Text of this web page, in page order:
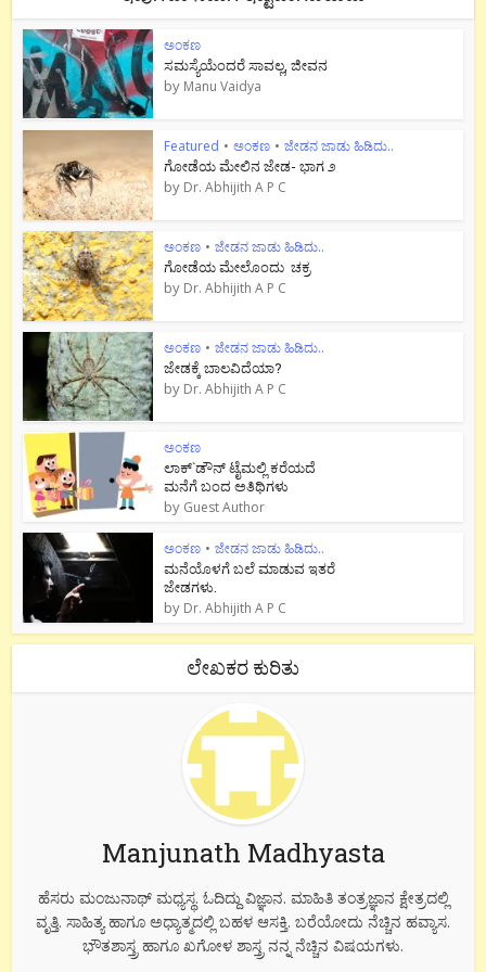
ಅಂಕಣ
ಸಮಸ್ಯೆಯೆಂದರೆ ಸಾವಲ್ಲ, ಜೀವನ
by Manu Vaidya
Featured • ಅಂಕಣ • ಜೇಡನ ಜಾಡು ಹಿಡಿದು..
ಗೋಡೆಯ ಮೇಲಿನ ಜೇಡ- ಭಾಗ ೨
by Dr. Abhijith A P C
ಅಂಕಣ • ಜೇಡನ ಜಾಡು ಹಿಡಿದು..
ಗೋಡೆಯ ಮೇಲೊಂದು ಚಕ್ರ
by Dr. Abhijith A P C
ಅಂಕಣ • ಜೇಡನ ಜಾಡು ಹಿಡಿದು..
ಜೇಡಕ್ಕೆ ಬಾಲವಿದೆಯಾ?
by Dr. Abhijith A P C
ಅಂಕಣ
ಲಾಕ್`ಡೌನ್ ಟೈಮಲ್ಲಿ ಕರೆಯದೆ
ಮನೆಗೆ ಬಂದ ಅತಿಥಿಗಳು
by Guest Author
ಅಂಕಣ • ಜೇಡನ ಜಾಡು ಹಿಡಿದು..
ಮನೆಯೊಳಗೆ ಬಲೆ ಮಾಡುವ ಇತರೆ
ಜೇಡಗಳು.
by Dr. Abhijith A P C
ಲೇಖಕರ ಕುರಿತು
Manjunath Madhyasta
ಹೆಸರು ಮಂಜುನಾಥ್ ಮಧ್ಯಸ್ಥ. ಓದಿದ್ದು ವಿಜ್ಞಾನ. ಮಾಹಿತಿ ತಂತ್ರಜ್ಞಾನ ಕ್ಷೇತ್ರದಲ್ಲಿ
ವೃತ್ತಿ. ಸಾಹಿತ್ಯ ಹಾಗೂ ಅಧ್ಯಾತ್ಮದಲ್ಲಿ ಬಹಳ ಆಸಕ್ತಿ. ಬರೆಯೋದು ನೆಚ್ಚಿನ ಹವ್ಯಾಸ.
ಭೌತಶಾಸ್ತ್ರ ಹಾಗೂ ಖಗೋಳ ಶಾಸ್ತ್ರ ನನ್ನ ನೆಚ್ಚಿನ ವಿಷಯಗಳು.